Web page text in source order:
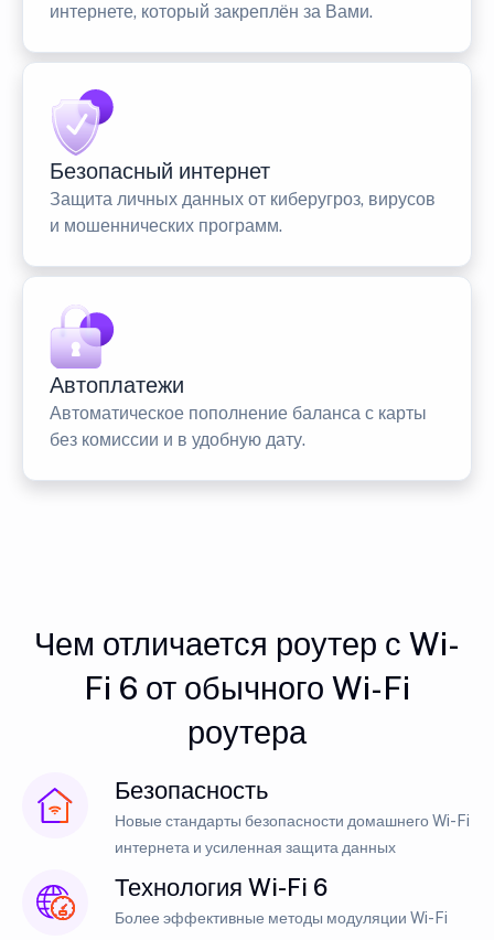
интернете, который закреплён за Вами.
Безопасный интернет
Защита личных данных от киберугроз, вирусов
и мошеннических программ.
Автоплатежи
Автоматическое пополнение баланса с карты
без комиссии и в удобную дату.
Чем отличается роутер с Wi-
Fi 6 от обычного Wi-Fi
роутера
Безопасность
Новые стандарты безопасности домашнего Wi-Fi
интернета и усиленная защита данных
Технология Wi-Fi 6
Более эффективные методы модуляции Wi-Fi